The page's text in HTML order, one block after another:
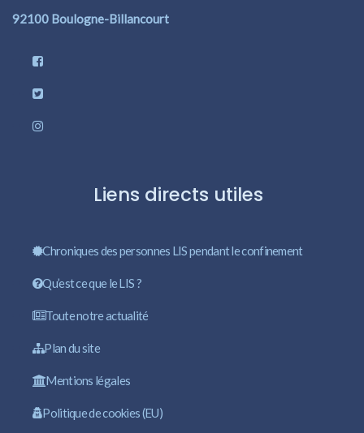
92100 Boulogne-Billancourt
Liens directs utiles
Chroniques des personnes LIS pendant le confinement
Qu’est ce que le LIS ?
Toute notre actualité
Plan du site
Mentions légales
Politique de cookies (EU)